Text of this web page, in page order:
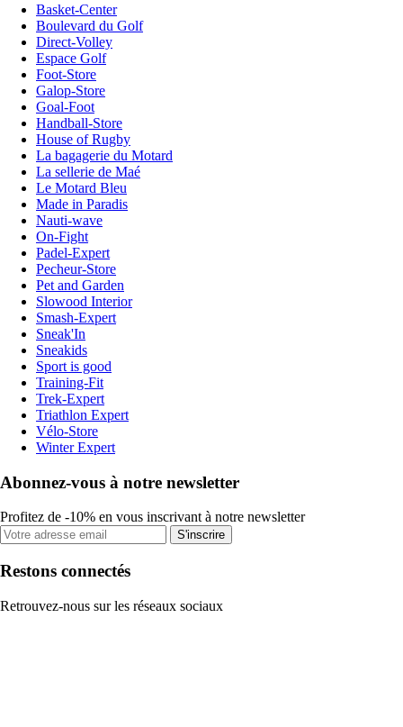
Basket-Center
Boulevard du Golf
Direct-Volley
Espace Golf
Foot-Store
Galop-Store
Goal-Foot
Handball-Store
House of Rugby
La bagagerie du Motard
La sellerie de Maé
Le Motard Bleu
Made in Paradis
Nauti-wave
On-Fight
Padel-Expert
Pecheur-Store
Pet and Garden
Slowood Interior
Smash-Expert
Sneak'In
Sneakids
Sport is good
Training-Fit
Trek-Expert
Triathlon Expert
Vélo-Store
Winter Expert
Abonnez-vous à notre newsletter
Profitez de -10% en vous inscrivant à notre newsletter
S'inscrire
Restons connectés
Retrouvez-nous sur les réseaux sociaux